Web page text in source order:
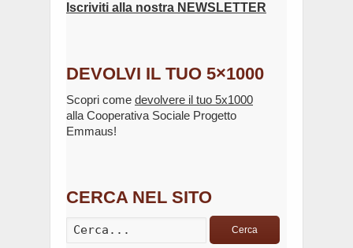
Iscriviti alla nostra NEWSLETTER
DEVOLVI IL TUO 5×1000
Scopri come devolvere il tuo 5x1000
alla Cooperativa Sociale Progetto
Emmaus!
CERCA NEL SITO
Cerca